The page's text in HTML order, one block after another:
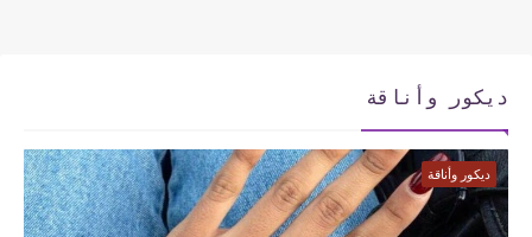
ديكور وأناقة
ديكور وأناقة